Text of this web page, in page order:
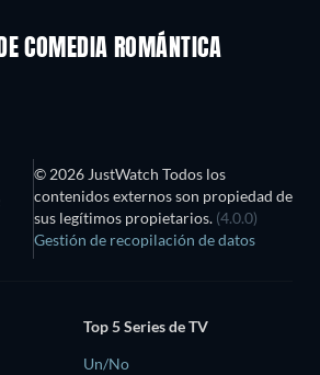
COMEDIA ROMÁNTICA
© 2026 JustWatch Todos los
contenidos externos son propiedad de
sus legítimos propietarios. (4.0.0)
Gestión de recopilación de datos
Top 5 Series de TV
Un/No